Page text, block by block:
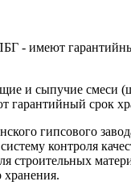
- имеют
и сыпучие смеси
гарантийный срок
гипсового
контроля
строительных
хранения.